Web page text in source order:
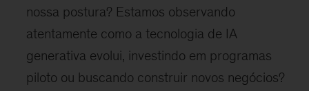
nossa postura? Estamos observando
atentamente como a tecnologia de IA
generativa evolui, investindo em programas
piloto ou buscando construir novos negócios?